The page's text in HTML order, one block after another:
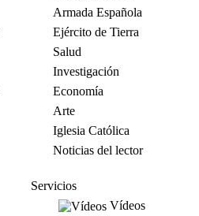
Armada Española
Ejército de Tierra
Salud
Investigación
Economía
Arte
Iglesia Católica
Noticias del lector
Servicios
Vídeos